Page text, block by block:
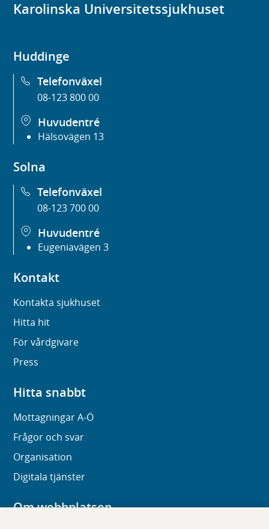
Karolinska Universitetssjukhuset
Huddinge
Telefonväxel
08-123 800 00
Huvudentré
Hälsovägen 13
Solna
Telefonväxel
08-123 700 00
Huvudentré
Eugeniavägen 3
Kontakt
Kontakta sjukhuset
Hitta hit
För vårdgivare
Press
Hitta snabbt
Mottagningar A-Ö
Frågor och svar
Organisation
Digitala tjänster
Om webbplatsen